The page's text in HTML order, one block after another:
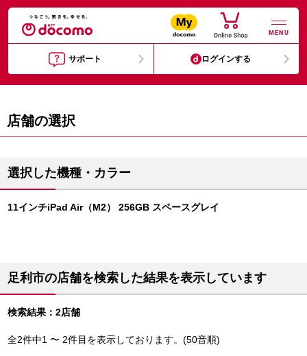
MENU
サポート ログインする
店舗の選択
選択した機種・カラー
11インチiPad Air（M2） 256GB スペースグレイ
足利市の店舗を検索した結果を表示しています
検索結果：2店舗
全2件中1 〜 2件目を表示しております。(50音順)